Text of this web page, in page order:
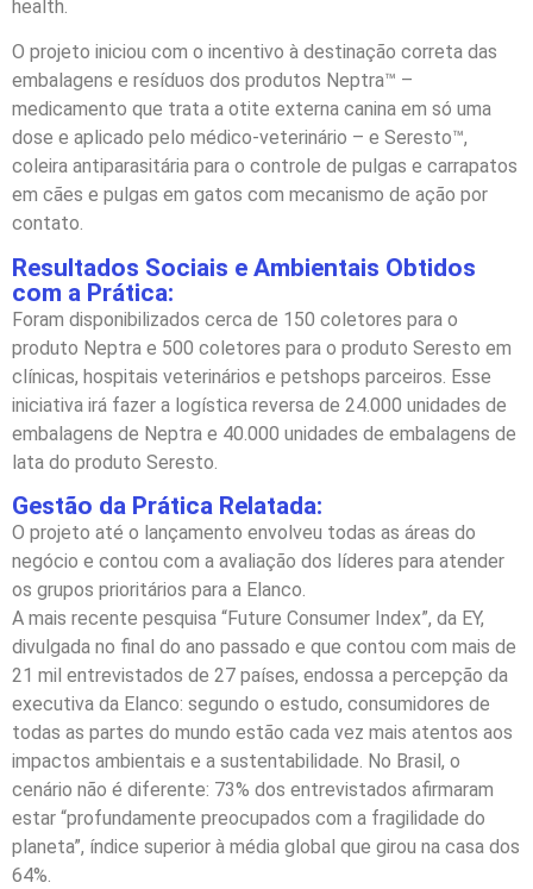
health.
O projeto iniciou com o incentivo à destinação correta das
embalagens e resíduos dos produtos Neptra™ –
medicamento que trata a otite externa canina em só uma
dose e aplicado pelo médico-veterinário – e Seresto™,
coleira antiparasitária para o controle de pulgas e carrapatos
em cães e pulgas em gatos com mecanismo de ação por
contato.
Resultados Sociais e Ambientais Obtidos
com a Prática:
Foram disponibilizados cerca de 150 coletores para o
produto Neptra e 500 coletores para o produto Seresto em
clínicas, hospitais veterinários e petshops parceiros. Esse
iniciativa irá fazer a logística reversa de 24.000 unidades de
embalagens de Neptra e 40.000 unidades de embalagens de
lata do produto Seresto.
Gestão da Prática Relatada:
O projeto até o lançamento envolveu todas as áreas do
negócio e contou com a avaliação dos líderes para atender
os grupos prioritários para a Elanco.
A mais recente pesquisa “Future Consumer Index”, da EY,
divulgada no final do ano passado e que contou com mais de
21 mil entrevistados de 27 países, endossa a percepção da
executiva da Elanco: segundo o estudo, consumidores de
todas as partes do mundo estão cada vez mais atentos aos
impactos ambientais e a sustentabilidade. No Brasil, o
cenário não é diferente: 73% dos entrevistados afirmaram
estar “profundamente preocupados com a fragilidade do
planeta”, índice superior à média global que girou na casa dos
64%.